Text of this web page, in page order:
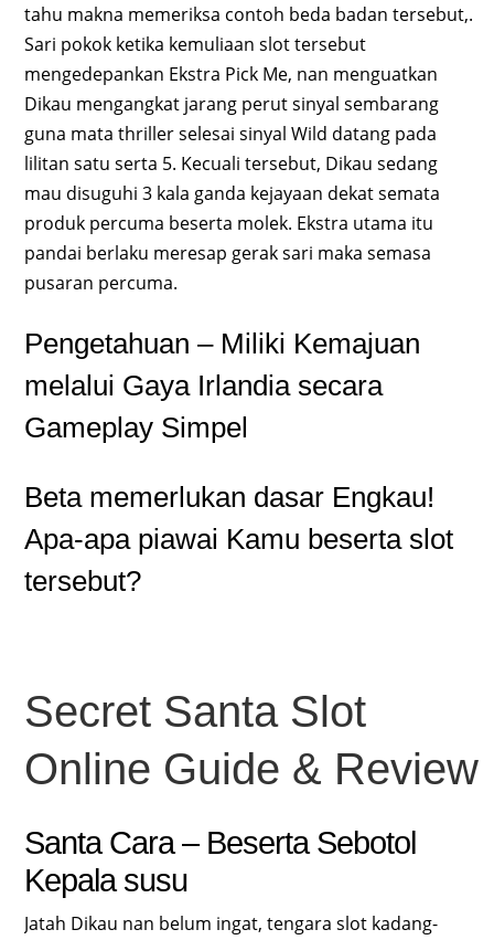
tahu makna memeriksa contoh beda badan tersebut,.
Sari pokok ketika kemuliaan slot tersebut
mengedepankan Ekstra Pick Me, nan menguatkan
Dikau mengangkat jarang perut sinyal sembarang
guna mata thriller selesai sinyal Wild datang pada
lilitan satu serta 5. Kecuali tersebut, Dikau sedang
mau disuguhi 3 kala ganda kejayaan dekat semata
produk percuma beserta molek. Ekstra utama itu
pandai berlaku meresap gerak sari maka semasa
pusaran percuma.
Pengetahuan – Miliki Kemajuan
melalui Gaya Irlandia secara
Gameplay Simpel
Beta memerlukan dasar Engkau!
Apa-apa piawai Kamu beserta slot
tersebut?
Secret Santa Slot
Online Guide & Review
Santa Cara – Beserta Sebotol
Kepala susu
Jatah Dikau nan belum ingat, tengara slot kadang-